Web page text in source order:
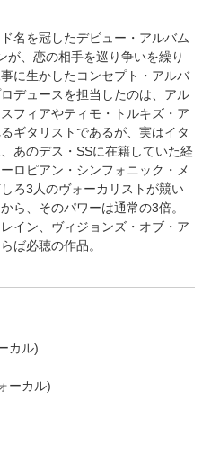
名を冠したデビュー・アルバム
が、恋の相手を巡り争いを繰り
に生かしたコンセプト・アルバ
デュースを担当したのは、アル
フィアやティモ・トルキズ・ア
ギタリストであるが、実はイタ
あのデス・SSに在籍していた経
ロピアン・シンフォニック・メ
ろ3人のヴォーカリストが競い
ら、そのパワーは通常の3倍。
イン、ヴィジョンズ・オブ・ア
ば必聴の作品。
カル)
ーカル)